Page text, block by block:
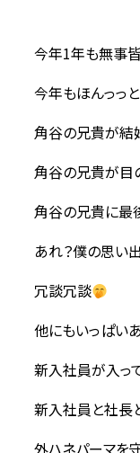
今年1年も無事
今年もほんっっ
角谷の兄貴が結
角谷の兄貴が目
角谷の兄貴に最
あれ？僕の思い
冗談冗談
他にもいっぱい
新入社員が入っ
新入社員と社長